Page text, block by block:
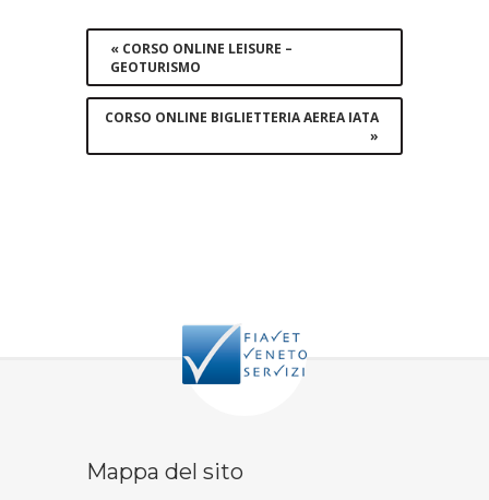
Navigation
« CORSO ONLINE LEISURE –
GEOTURISMO
CORSO ONLINE BIGLIETTERIA AEREA IATA
»
Mappa del sito